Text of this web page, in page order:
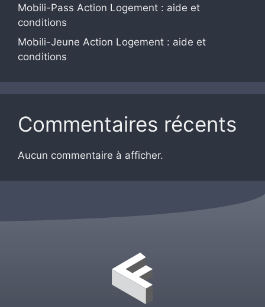
Mobili-Pass Action Logement : aide et
conditions
Mobili-Jeune Action Logement : aide et
conditions
Commentaires récents
Aucun commentaire à afficher.